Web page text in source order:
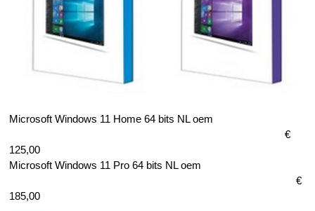
Microsoft Windows 11 Home 64 bits NL oem
€
125,00
Microsoft Windows 11 Pro 64 bits NL oem
€
185,00